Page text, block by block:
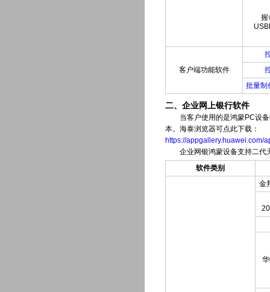
握
客户端功能软件
批量制
二、企业网上银行软件
当客户使用的是鸿蒙PC设备
本。海泰浏览器可点此下载：
https://appgallery.huawei.com/
企业网银鸿蒙设备支持二代天
软件类别
金